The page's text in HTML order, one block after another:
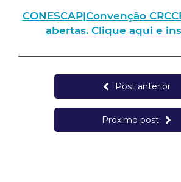
CONESCAP|Convenção
abertas. Clique aqui e
Post anterior
Próximo post